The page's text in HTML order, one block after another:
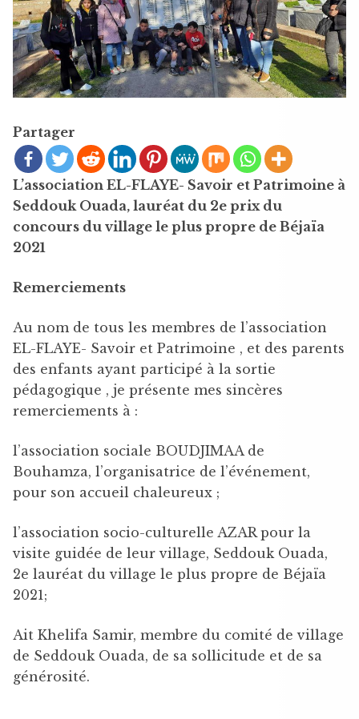
Partager
L’association EL-FLAYE- Savoir et Patrimoine à
Seddouk Ouada, lauréat du 2e prix du
concours du village le plus propre de Béjaïa
2021
Remerciements
Au nom de tous les membres de l’association
EL-FLAYE- Savoir et Patrimoine , et des parents
des enfants ayant participé à la sortie
pédagogique , je présente mes sincères
remerciements à :
l’association sociale BOUDJIMAA de
Bouhamza, l’organisatrice de l’événement,
pour son accueil chaleureux ;
l’association socio-culturelle AZAR pour la
visite guidée de leur village, Seddouk Ouada,
2e lauréat du village le plus propre de Béjaïa
2021;
Ait Khelifa Samir, membre du comité de village
de Seddouk Ouada, de sa sollicitude et de sa
générosité.